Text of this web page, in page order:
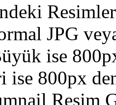
JPG
ise
ise 800px
Resim